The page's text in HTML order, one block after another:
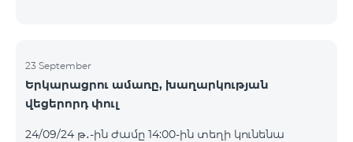
23 September
Երկարացրու ամառը, խաղարկության
վեցերորդ փուլ
24/09/24 թ․-ին ժամը 14:00-ին տեղի կունենա